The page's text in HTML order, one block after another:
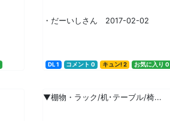
・だーいしさん 2017-02-02
DL 1 コメント 0 キュン! 2 お気に入り 0
▼棚物・ラック/机･テーブル/椅...